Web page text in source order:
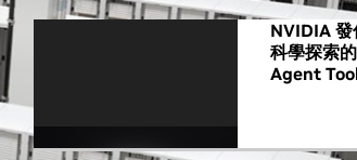
NVIDIA 發
科學探索
Agent